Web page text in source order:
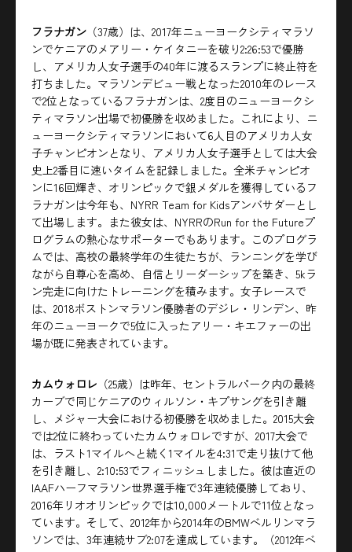
フラナガン （37歳）は、2017年ニューヨークシティマラソ
ンでケニアのメアリー・ケイタニーを破り2:26:53で優勝
し、アメリカ人女子選手の40年に渡るスランプに終止符を
打ちました。マラソンデビュー戦となった2010年のレース
で2位となっているフラナガンは、2度目のニューヨークシ
ティマラソン出場で初優勝を収めました。これにより、ニ
ューヨークシティマラソンにおいて6人目のアメリカ人女
子チャンピオンとなり、アメリカ人女子選手としては大会
史上2番目に速いタイムを記録しました。全米チャンピオ
ンに16回輝き、オリンピックで銀メダルを獲得しているフ
ラナガンは今年も、NYRR Team for Kidsアンバサダーとし
て出場します。また彼女は、NYRRのRun for the Futureプ
ログラムの熱心なサポーターでもあります。このプログラ
ムでは、高校の最終学年の生徒たちが、ランニングを学び
ながら自尊心を高め、自信とリーダーシップを築き、5kラ
ン完走に向けたトレーニングを積みます。女子レースで
は、2018ボストンマラソン優勝者のデジレ・リンデン、昨
年のニューヨークで5位に入ったアリー・キエファーの出
場が既に発表されています。
カムウォロレ （25歳）は昨年、セントラルパーク内の最終
カーブで同じケニアのウィルソン・キプサングを引き離
し、メジャー大会における初優勝を収めました。2015大会
では2位に終わっていたカムウォロレですが、2017大会で
は、ラスト1マイルへと続く1マイルを4:31で走り抜けて他
を引き離し、2:10:53でフィニッシュしました。彼は直近の
IAAFハーフマラソン世界選手権で3年連続優勝しており、
2016年リオオリンピックでは10,000メートルで11位となっ
ています。そして、2012年から2014年のBMWベルリンマラ
ソンでは、3年連続サブ2:07を達成しています。（2012年ベ